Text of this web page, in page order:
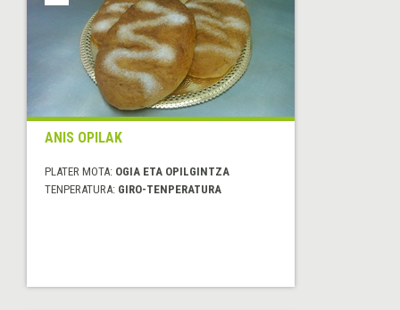
ANIS OPILAK
PLATER MOTA: OGIA ETA OPILGINTZA
TENPERATURA: GIRO-TENPERATURA